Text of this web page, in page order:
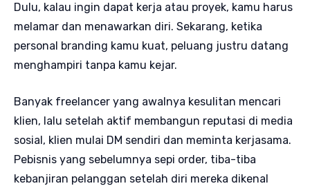
Dulu, kalau ingin dapat kerja atau proyek, kamu harus
melamar dan menawarkan diri. Sekarang, ketika
personal branding kamu kuat, peluang justru datang
menghampiri tanpa kamu kejar.
Banyak freelancer yang awalnya kesulitan mencari
klien, lalu setelah aktif membangun reputasi di media
sosial, klien mulai DM sendiri dan meminta kerjasama.
Pebisnis yang sebelumnya sepi order, tiba-tiba
kebanjiran pelanggan setelah diri mereka dikenal